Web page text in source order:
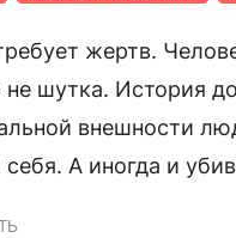
жертв.
не шутка. История
внешности
себя. А иногда и